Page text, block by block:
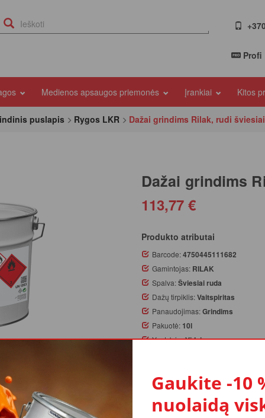
Profi
Medienos apsaugos priemonės Įrankiai Kitos
puslapis
Rygos LKR Dažai grindims Rilak, rudi
Dažai grindims
113,77 €
Produkto atributai
Barcode:4750445111682
Gamintojas: RILAK
Spalva:Šviesiai ruda
Dažų tirpiklis:Vaitspiritas
Panaudojimas:Grindims
Pakuotė: 10l
Ypatybės:Vidui
Užsakymą pateikus iki 14
atsiėmimas galimas
Gaukite -10
nuolaidą